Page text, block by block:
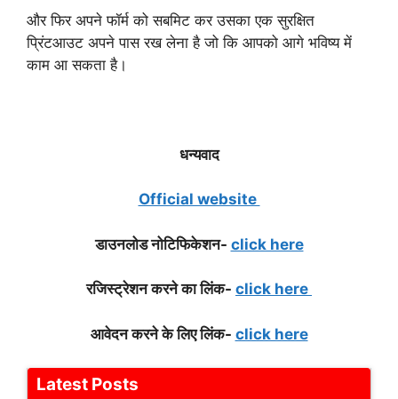
और फिर अपने फॉर्म को सबमिट कर उसका एक सुरक्षित
प्रिंटआउट अपने पास रख लेना है जो कि आपको आगे भविष्य में
काम आ सकता है।
धन्यवाद
Official website
डाउनलोड नोटिफिकेशन- click here
रजिस्ट्रेशन करने का लिंक- click here
आवेदन करने के लिए लिंक- click here
Latest Posts